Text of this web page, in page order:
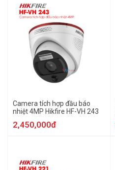
Camera tích hợp đầu báo
nhiệt 4MP Hikfire HF-VH 243
2,450,000đ